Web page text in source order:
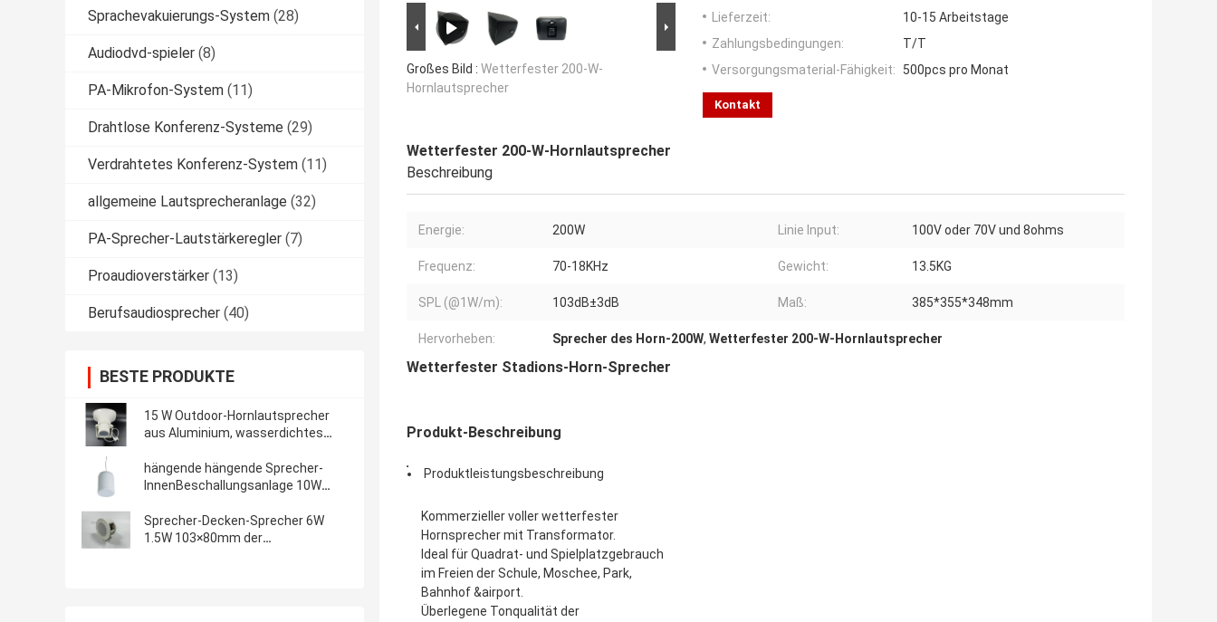
Sprachevakuierungs-System (28)
Audiodvd-spieler (8)
PA-Mikrofon-System (11)
Drahtlose Konferenz-Systeme (29)
Verdrahtetes Konferenz-System (11)
allgemeine Lautsprecheranlage (32)
PA-Sprecher-Lautstärkeregler (7)
Proaudioverstärker (13)
Berufsaudiosprecher (40)
BESTE PRODUKTE
15 W Outdoor-Hornlautsprecher
aus Aluminium, wasserdichtes
hängende hängende Sprecher-
InnenBeschallungsanlage 10W
Sprecher-Decken-Sprecher 6W
1.5W 103×80mm der
Großes Bild : Wetterfester 200-W-
Hornlautsprecher
Lieferzeit:
10-15 Arbeitstage
Zahlungsbedingungen:
T/T
Versorgungsmaterial-Fähigkeit:
500pcs pro Monat
Kontakt
Wetterfester 200-W-Hornlautsprecher
Beschreibung
Energie: 200W Linie Input: 100V oder 70V und 8ohms
Frequenz: 70-18KHz Gewicht: 13.5KG
SPL (@1W/m): 103dB±3dB Maß: 385*355*348mm
Hervorheben: Sprecher des Horn-200W, Wetterfester 200-W-Hornlautsprecher
Wetterfester Stadions-Horn-Sprecher
Produkt-Beschreibung
Produktleistungsbeschreibung
Kommerzieller voller wetterfester
Hornsprecher mit Transformator.
Ideal für Quadrat- und Spielplatzgebrauch
im Freien der Schule, Moschee, Park,
Bahnhof &airport.
Überlegene Tonqualität der